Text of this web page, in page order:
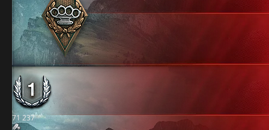
71 237